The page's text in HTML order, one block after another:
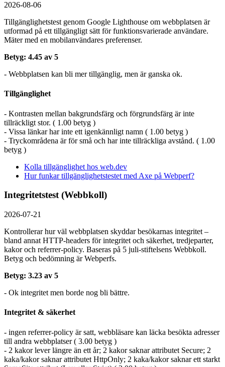
2026-08-06
Tillgänglighetstest genom Google Lighthouse om webbplatsen är
utformad på ett tillgängligt sätt för funktionsvarierade användare.
Mäter med en mobil­användares preferenser.
Betyg: 4.45 av 5
- Webbplatsen kan bli mer tillgänglig, men är ganska ok.
Tillgänglighet
- Kontrasten mellan bakgrundsfärg och förgrundsfärg är inte
tillräckligt stor. ( 1.00 betyg )
- Vissa länkar har inte ett igenkännligt namn ( 1.00 betyg )
- Tryckområdena är för små och har inte tillräckliga avstånd. ( 1.00
betyg )
Kolla tillgänglighet hos web.dev
Hur funkar tillgänglighetstestet med Axe på Webperf?
Integritetstest (Webbkoll)
2026-07-21
Kontrollerar hur väl webbplatsen skyddar besökarnas integritet –
bland annat HTTP-headers för integritet och säkerhet, tredjeparter,
kakor och referrer-policy. Baseras på 5 juli-stiftelsens Webbkoll.
Betyg och bedömning är Webperfs.
Betyg: 3.23 av 5
- Ok integritet men borde nog bli bättre.
Integritet & säkerhet
- ingen referrer-policy är satt, webbläsare kan läcka besökta adresser
till andra webbplatser ( 3.00 betyg )
- 2 kakor lever längre än ett år; 2 kakor saknar attributet Secure; 2
kaka/kakor saknar attributet HttpOnly; 2 kaka/kakor saknar ett starkt